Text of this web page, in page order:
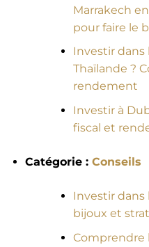
Marrakech
pour faire le
Investir dans
Thaïlande ?
rendement
Investir à
fiscal et
Catégorie : Conseils
Investir dans
bijoux et
Comprendre